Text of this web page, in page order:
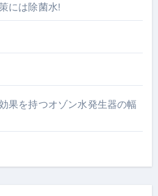
には除菌水!
果を持つオゾン水発生器の幅